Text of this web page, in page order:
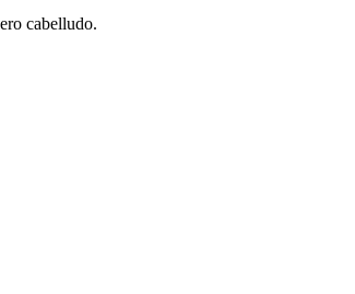
cabelludo.